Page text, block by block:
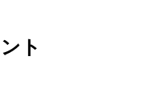
ト